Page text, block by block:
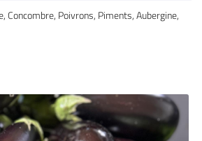
à recevoir nos propositions commerciales à
Concombre, Poivrons, Piments, Aubergine,